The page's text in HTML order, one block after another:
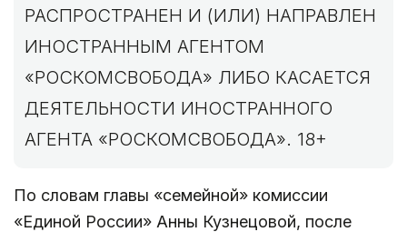
РАСПРОСТРАНЕН И (ИЛИ) НАПРАВЛЕН
ИНОСТРАННЫМ АГЕНТОМ
«РОСКОМСВОБОДА» ЛИБО КАСАЕТСЯ
ДЕЯТЕЛЬНОСТИ ИНОСТРАННОГО
АГЕНТА «РОСКОМСВОБОДА». 18+
По словам главы «семейной» комиссии
«Единой России» Анны Кузнецовой, после